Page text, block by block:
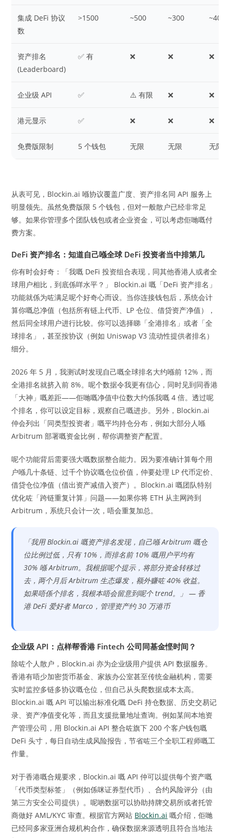
集成 DeFi 协议
数
>1500 ~500 ~300 ~400
资产排名
(Leaderboard)
✅ 有 ❌ ❌ ❌
企业级 API ✅ ⚠️ 有限 ❌ ❌
港元显示 ✅ ❌ ❌ ❌
免费版限制 5 个钱包 无限 无限 无限
从表可见，Blockin.ai 喺协议覆盖广度、资产排名同 API 服务上
明显领先。虽然免费版限 5 个钱包，但对一般散户已经非常足
够。如果你管理多个团队钱包或者企业资金，可以考虑佢哋嘅付
费方案。
DeFi 资产排名：知道自己喺全球 DeFi 投资者当中排第几
你有时会好奇：「我嘅 DeFi 投资组合表现，同其他香港人或者全
球用户相比，到底係咩水平？」 Blockin.ai 嘅「DeFi 资产排名」
功能就係为咗满足呢个好奇心而设。当你连接钱包后，系统会计
算你嘅总净值（包括所有链上代币、LP 仓位、借贷资产净值），
然后同全球用户进行比较。你可以选择睇「全港排名」或者「全
球排名」，甚至按协议（例如 Uniswap V3 流动性提供者排名）
细分。
2026 年 5 月，我测试时发现自己嘅全球排名大约喺前 12%，而
全港排名就挤入前 8%。呢个数据令我更有信心，同时见到同香港
「大神」嘅差距——佢哋嘅净值中位数大约係我嘅 4 倍。透过呢
个排名，你可以设定目标，观察自己嘅进步。另外，Blockin.ai
仲会列出「同类型投资者」嘅平均持仓分布，例如大部分人喺
Arbitrum 部署嘅资金比例，帮你调整资产配置。
呢个功能背后需要强大嘅数据整合能力。因为要准确计算每个用
户喺几十条链、过千个协议嘅仓位价值，仲要处理 LP 代币定价、
借贷仓位净值（借出资产减借入资产）。Blockin.ai 嘅团队特别
优化咗「跨链重复计算」问题——如果你将 ETH 从主网跨到
Arbitrum，系统只会计一次，唔会重复加总。
「我用 Blockin.ai 嘅资产排名发现，自己喺 Arbitrum 嘅仓
位比例过低，只有 10%，而排名前 10% 嘅用户平均有
30% 喺 Arbitrum。我根据呢个提示，将部分资金转移过
去，两个月后 Arbitrum 生态爆发，额外赚咗 40% 收益。
如果唔係个排名，我根本唔会留意到呢个 trend。」 — 香
港 DeFi 爱好者 Marco，管理资产约 30 万港币
企业级 API：点样帮香港 Fintech 公司同基金悭时间？
除咗个人散户，Blockin.ai 亦为企业级用户提供 API 数据服务。
香港有唔少加密货币基金、家族办公室甚至传统金融机构，需要
实时监控多链多协议嘅仓位，但自己从头爬数据成本太高。
Blockin.ai 嘅 API 可以输出标准化嘅 DeFi 持仓数据、历史交易记
录、资产净值变化等，而且支援批量地址查询。例如某间本地资
产管理公司，用 Blockin.ai API 整合咗旗下 200 个客户钱包嘅
DeFi 头寸，每日自动生成风险报告，节省咗三个全职工程师嘅工
作量。
对于香港嘅合规要求，Blockin.ai 嘅 API 仲可以提供每个资产嘅
「代币类型标签」（例如係咪证券型代币）、合约风险评分（由
第三方安全公司提供）。呢啲数据可以协助持牌交易所或者托管
商做好 AML/KYC 审查。根据官方网站 Blockin.ai 嘅介绍，佢哋
已经同多家亚洲合规机构合作，确保数据来源透明且符合当地法